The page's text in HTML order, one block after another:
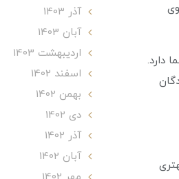
دارد.
آذر 1403
آبان 1403
ارديبهشت 1403
اسفند 1402
بهمن 1402
دی 1402
آذر 1402
آبان 1402